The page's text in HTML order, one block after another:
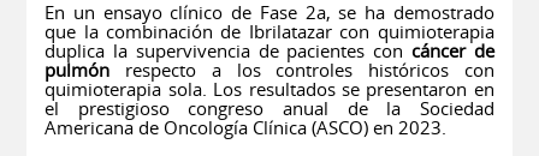
En un ensayo clínico de Fase 2a, se ha demostrado
que la combinación de Ibrilatazar con quimioterapia
duplica la supervivencia de pacientes con cáncer de
pulmón respecto a los controles históricos con
quimioterapia sola. Los resultados se presentaron en
el prestigioso congreso anual de la Sociedad
Americana de Oncología Clínica (ASCO) en 2023.